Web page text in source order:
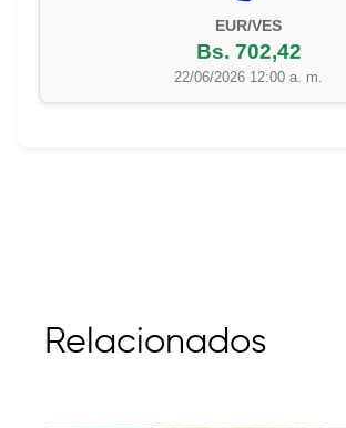
EUR/VES
Bs. 702,42
22/06/2026 12:00 a. m.
Relacionados